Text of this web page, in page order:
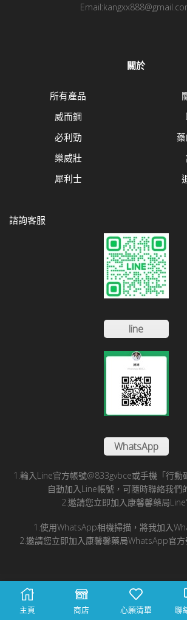
關於
所有產品
威而鋼
必利勁
樂威壯
犀利士
諮詢客服
line
WhatsApp
1.輪入Line官方帳號@833gvbce或手機「行動
自動加入Line帳號，可隨時聯絡我們
2.邀請您立即加入康馨馨藥局
1.使用WhatsApp相機掃描，將我加入
2.邀請您立即加入康馨馨藥局WhatsApp官
© 2025 康馨馨國際醫藥有限公司
主頁 商店 心願清單 聯